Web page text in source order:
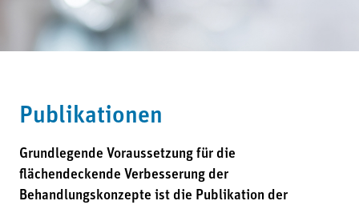
Publikationen
Grundlegende Voraussetzung für die
flächendeckende Verbesserung der
Behandlungskonzepte ist die Publikation der